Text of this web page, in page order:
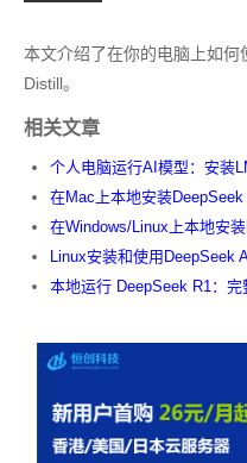
本文介绍了在你的电脑上如
Distill。
相关文章
个人电脑运行AI模型：安装
在Mac上本地安装DeepSeek
在Windows/Linux上本地安
Linux安装和使用DeepSeek
本地运行 DeepSeek R1：完